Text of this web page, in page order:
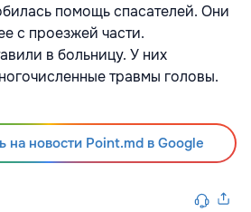
помощь спасателей. Они
с проезжей части.
в больницу. У них
травмы головы.
на новости Point.md в Google